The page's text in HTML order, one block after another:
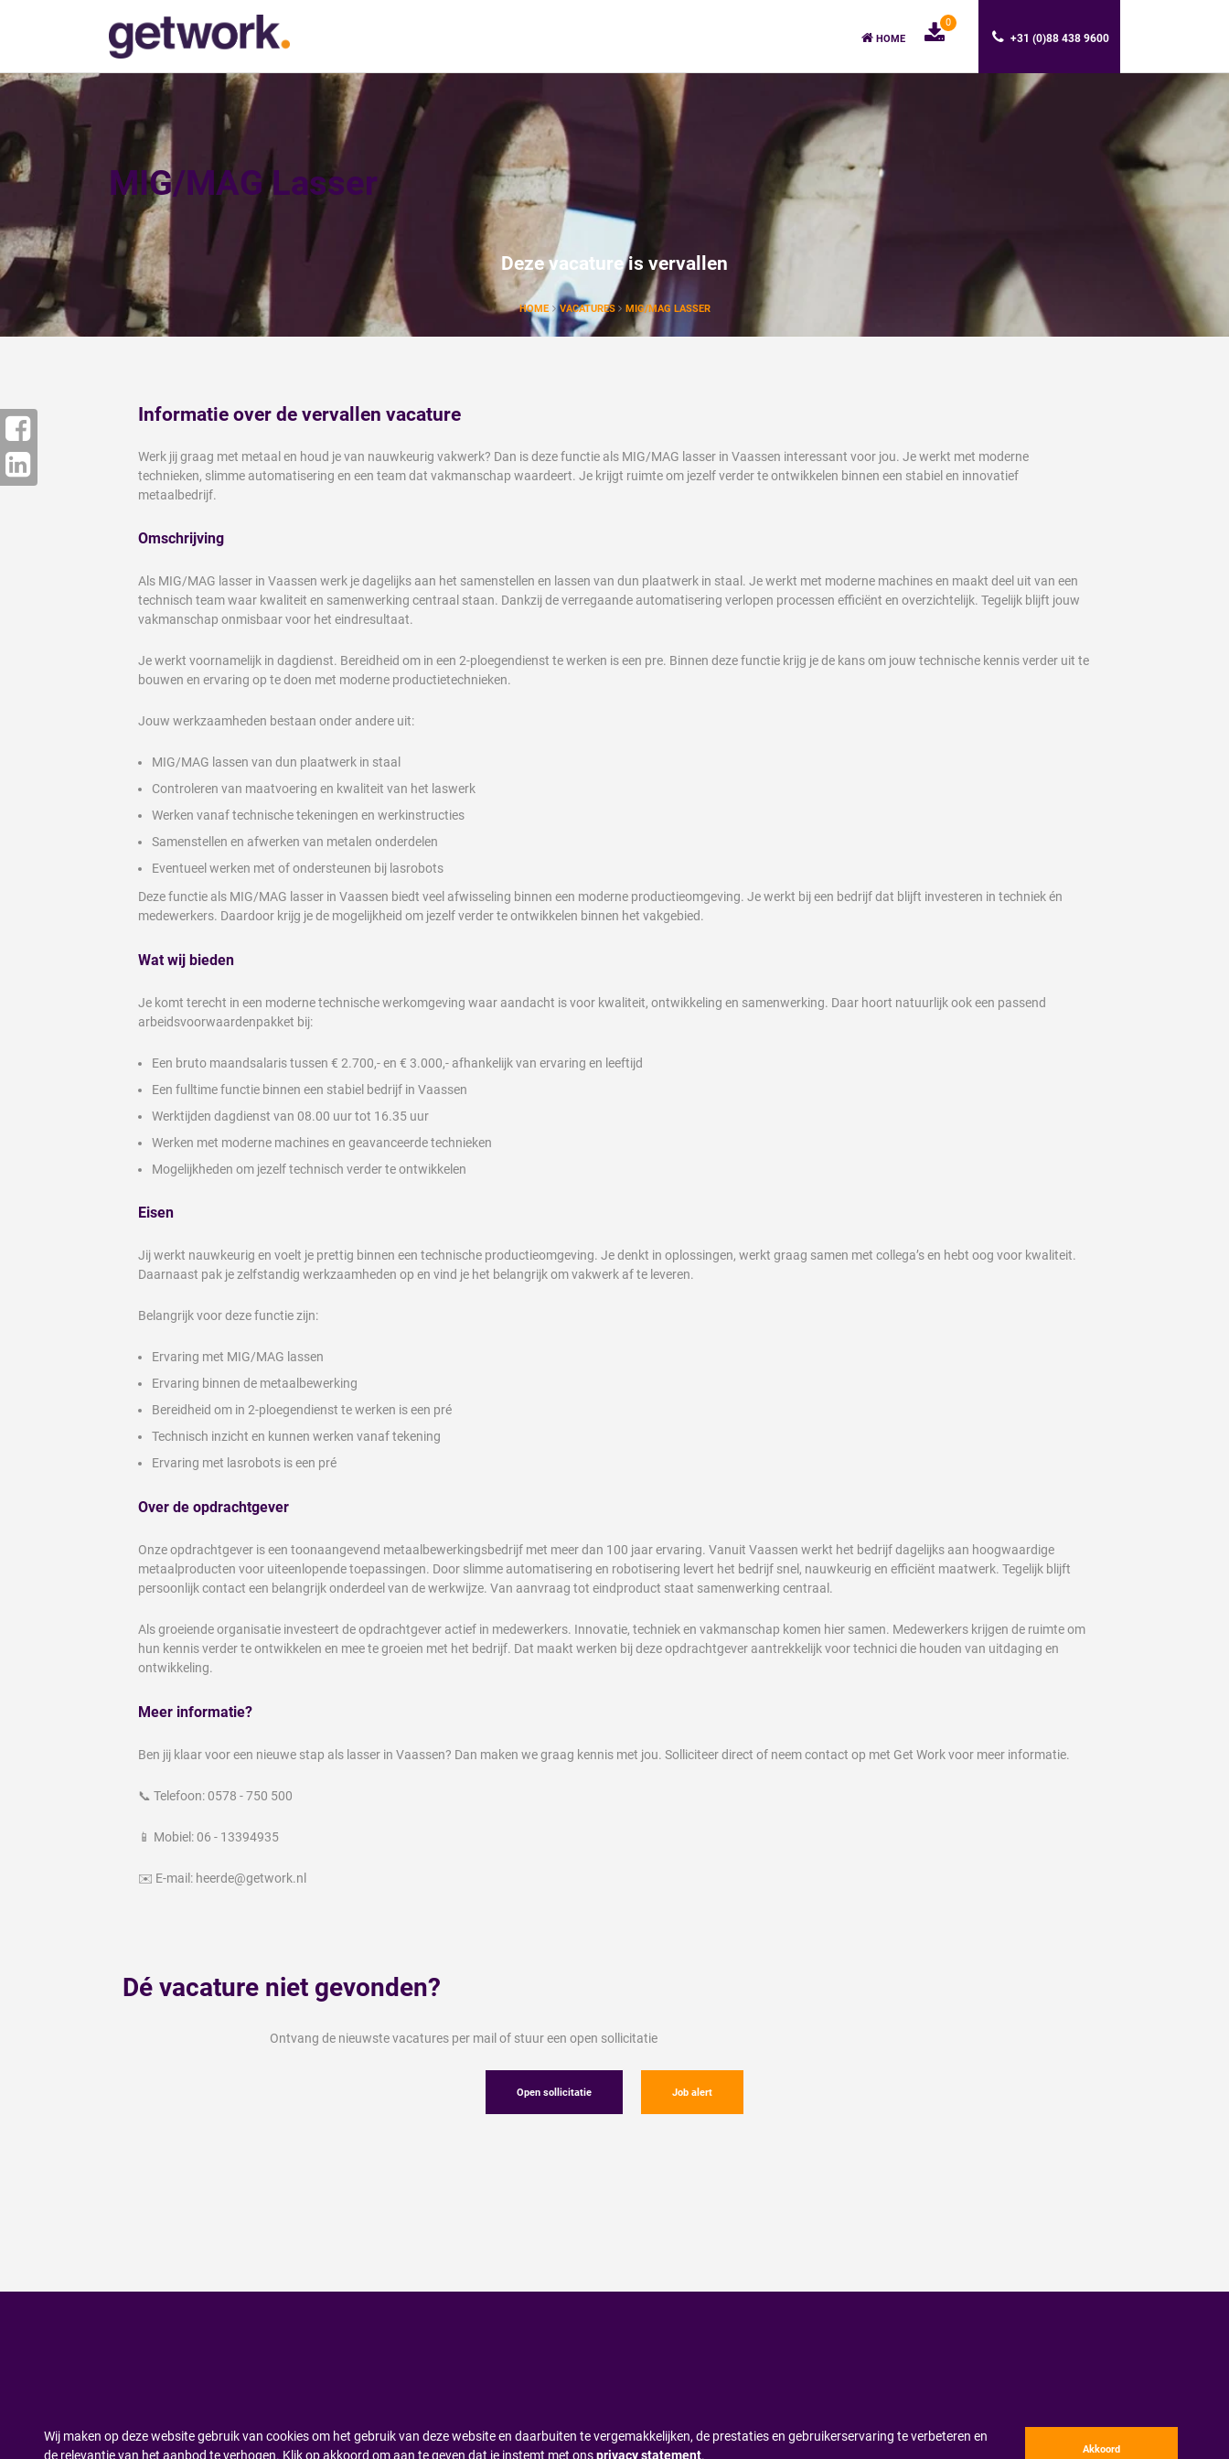
+31 (0)88 438 9600
HOME
0
MIG/MAG Lasser
Deze vacature is vervallen
HOME VACATURES MIG/MAG LASSER
Informatie over de vervallen vacature
Werk jij graag met metaal en houd je van nauwkeurig vakwerk? Dan is deze functie als MIG/MAG lasser in Vaassen interessant voor jou. Je werkt met moderne
technieken, slimme automatisering en een team dat vakmanschap waardeert. Je krijgt ruimte om jezelf verder te ontwikkelen binnen een stabiel en innovatief
metaalbedrijf.
Omschrijving
Als MIG/MAG lasser in Vaassen werk je dagelijks aan het samenstellen en lassen van dun plaatwerk in staal. Je werkt met moderne machines en maakt deel uit van een
technisch team waar kwaliteit en samenwerking centraal staan. Dankzij de verregaande automatisering verlopen processen efficiënt en overzichtelijk. Tegelijk blijft jouw
vakmanschap onmisbaar voor het eindresultaat.
Je werkt voornamelijk in dagdienst. Bereidheid om in een 2-ploegendienst te werken is een pre. Binnen deze functie krijg je de kans om jouw technische kennis verder uit te
bouwen en ervaring op te doen met moderne productietechnieken.
Jouw werkzaamheden bestaan onder andere uit:
MIG/MAG lassen van dun plaatwerk in staal
Controleren van maatvoering en kwaliteit van het laswerk
Werken vanaf technische tekeningen en werkinstructies
Samenstellen en afwerken van metalen onderdelen
Eventueel werken met of ondersteunen bij lasrobots
Deze functie als MIG/MAG lasser in Vaassen biedt veel afwisseling binnen een moderne productieomgeving. Je werkt bij een bedrijf dat blijft investeren in techniek én
medewerkers. Daardoor krijg je de mogelijkheid om jezelf verder te ontwikkelen binnen het vakgebied.
Wat wij bieden
Je komt terecht in een moderne technische werkomgeving waar aandacht is voor kwaliteit, ontwikkeling en samenwerking. Daar hoort natuurlijk ook een passend
arbeidsvoorwaardenpakket bij:
Een bruto maandsalaris tussen € 2.700,- en € 3.000,- afhankelijk van ervaring en leeftijd
Een fulltime functie binnen een stabiel bedrijf in Vaassen
Werktijden dagdienst van 08.00 uur tot 16.35 uur
Werken met moderne machines en geavanceerde technieken
Mogelijkheden om jezelf technisch verder te ontwikkelen
Eisen
Jij werkt nauwkeurig en voelt je prettig binnen een technische productieomgeving. Je denkt in oplossingen, werkt graag samen met collega’s en hebt oog voor kwaliteit.
Daarnaast pak je zelfstandig werkzaamheden op en vind je het belangrijk om vakwerk af te leveren.
Belangrijk voor deze functie zijn:
Ervaring met MIG/MAG lassen
Ervaring binnen de metaalbewerking
Bereidheid om in 2-ploegendienst te werken is een pré
Technisch inzicht en kunnen werken vanaf tekening
Ervaring met lasrobots is een pré
Over de opdrachtgever
Onze opdrachtgever is een toonaangevend metaalbewerkingsbedrijf met meer dan 100 jaar ervaring. Vanuit Vaassen werkt het bedrijf dagelijks aan hoogwaardige
metaalproducten voor uiteenlopende toepassingen. Door slimme automatisering en robotisering levert het bedrijf snel, nauwkeurig en efficiënt maatwerk. Tegelijk blijft
persoonlijk contact een belangrijk onderdeel van de werkwijze. Van aanvraag tot eindproduct staat samenwerking centraal.
Als groeiende organisatie investeert de opdrachtgever actief in medewerkers. Innovatie, techniek en vakmanschap komen hier samen. Medewerkers krijgen de ruimte om
hun kennis verder te ontwikkelen en mee te groeien met het bedrijf. Dat maakt werken bij deze opdrachtgever aantrekkelijk voor technici die houden van uitdaging en
ontwikkeling.
Meer informatie?
Ben jij klaar voor een nieuwe stap als lasser in Vaassen? Dan maken we graag kennis met jou. Solliciteer direct of neem contact op met Get Work voor meer informatie.
📞 Telefoon: 0578 - 750 500
📱 Mobiel: 06 - 13394935
✉️ E-mail: heerde@getwork.nl
Dé vacature niet gevonden?
Ontvang de nieuwste vacatures per mail of stuur een open sollicitatie
Open sollicitatie Job alert
Wij maken op deze website gebruik van cookies om het gebruik van deze website en daarbuiten te vergemakkelijken, de prestaties en gebruikerservaring te verbeteren en
de relevantie van het aanbod te verhogen. Klik op akkoord om aan te geven dat je instemt met onsprivacy statement. Akkoord